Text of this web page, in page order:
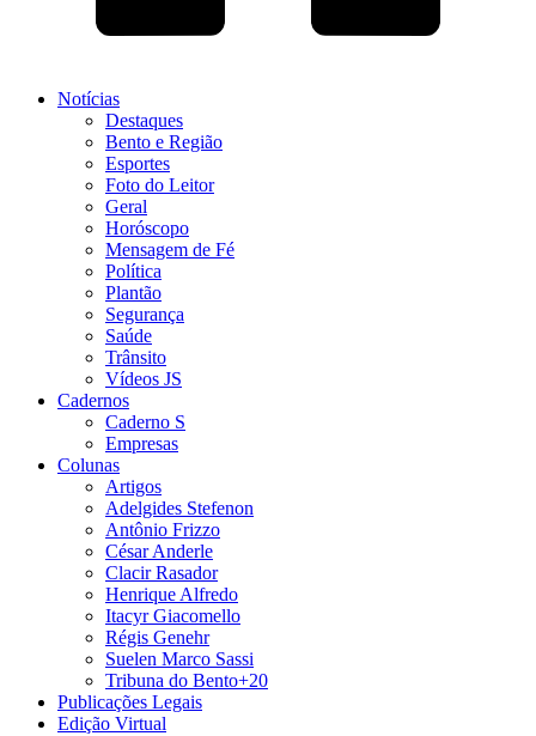
Notícias
Destaques
Bento e Região
Esportes
Foto do Leitor
Geral
Horóscopo
Mensagem de Fé
Política
Plantão
Segurança
Saúde
Trânsito
Vídeos JS
Cadernos
Caderno S
Empresas
Colunas
Artigos
Adelgides Stefenon
Antônio Frizzo
César Anderle
Clacir Rasador
Henrique Alfredo
Itacyr Giacomello
Régis Genehr
Suelen Marco Sassi
Tribuna do Bento+20
Publicações Legais
Edição Virtual